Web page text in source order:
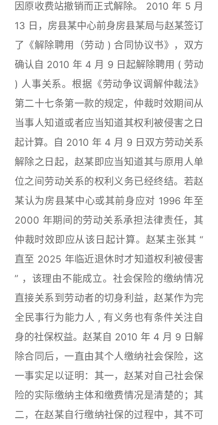
因原收费站撤销而正式解除。 2010 年 5 月
13 日，房县某中心前身房县某局与赵某签订
了《解除聘用（劳动 ) 合同协议书》，双方
确认自 2010 年 4 月 9 日起解除聘用 ( 劳动
) 人事关系。根据《劳动争议调解仲裁法》
第二十七条第一款的规定，仲裁时效期间从
当事人知道或者应当知道其权利被侵害之日
起计算。自 2010 年 4 月 9 日双方劳动关系
解除之日起，赵某即应当知道其与原用人单
位之间劳动关系的权利义务已经终结。若赵
某认为房县某中心或其前身应对 1996 年至
2000 年期间的劳动关系承担法律责任，其
仲裁时效即应从该日起计算。赵某主张其 “
直至 2025 年临近退休时才知道权利被侵害
” ，该理由不能成立。社会保险的缴纳情况
直接关系到劳动者的切身利益，赵某作为完
全民事行为能力人 , 有义务也有条件关注自
身的社保权益。赵某自 2010 年 4 月 9 日解
除合同后，一直由其个人缴纳社会保险，这
一事实足以证明：其一，赵某对自己社会保
险的实际缴纳主体和缴费情况是清楚的；其
二，在赵某自行缴纳社保的过程中，其不可